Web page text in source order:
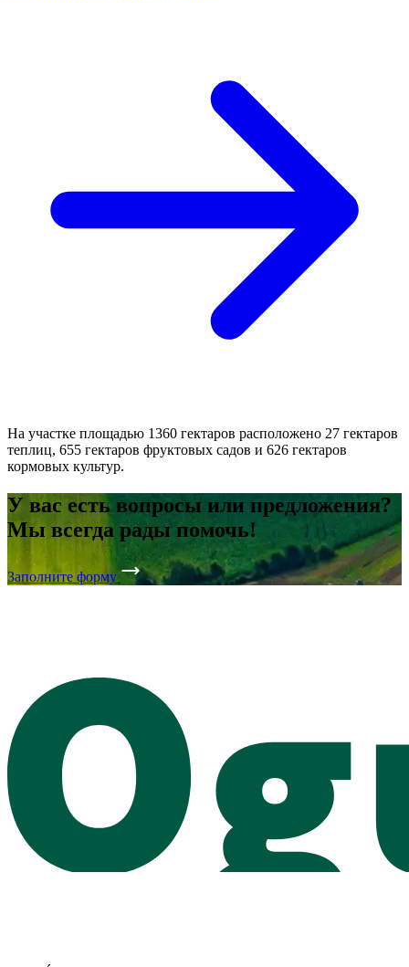
На участке площадью 1360 гектаров расположено 27 гектаров
теплиц, 655 гектаров фруктовых садов и 626 гектаров
кормовых культур.
У вас есть вопросы или предложения?
Мы всегда рады помочь!
Заполните форму